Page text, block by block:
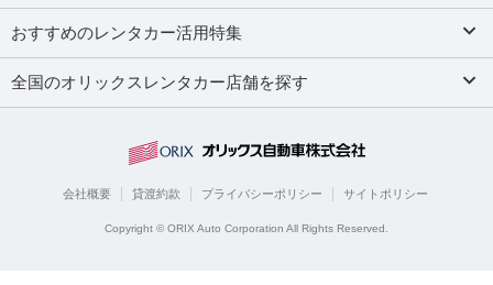
おすすめのレンタカー活用特集
全国のオリックスレンタカー店舗を探す
会社概要 貸渡約款 プライバシーポリシー サイトポリシー
Copyright © ORIX Auto Corporation All Rights Reserved.